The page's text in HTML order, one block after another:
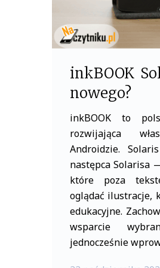
inkBOOK
nowego?
inkBOOK to
rozwijająca
Androidzie.
następca Solarisa
które poza
oglądać ilustracje,
edukacyjne.
wsparcie
jednocześnie